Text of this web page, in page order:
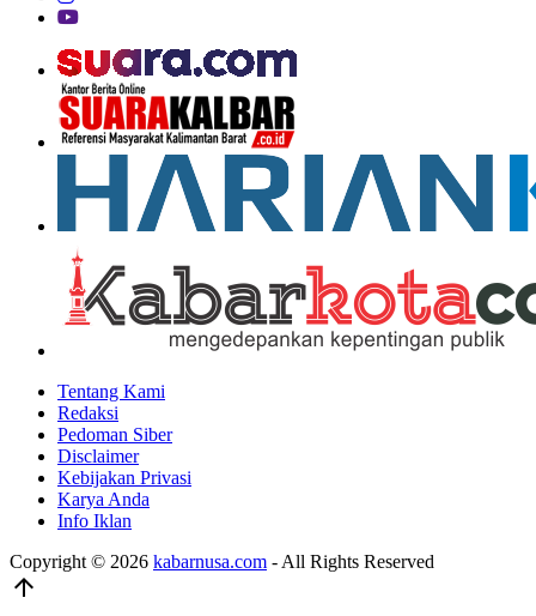
Tentang Kami
Redaksi
Pedoman Siber
Disclaimer
Kebijakan Privasi
Karya Anda
Info Iklan
Copyright © 2026 kabarnusa.com - All Rights Reserved
arrow_upward